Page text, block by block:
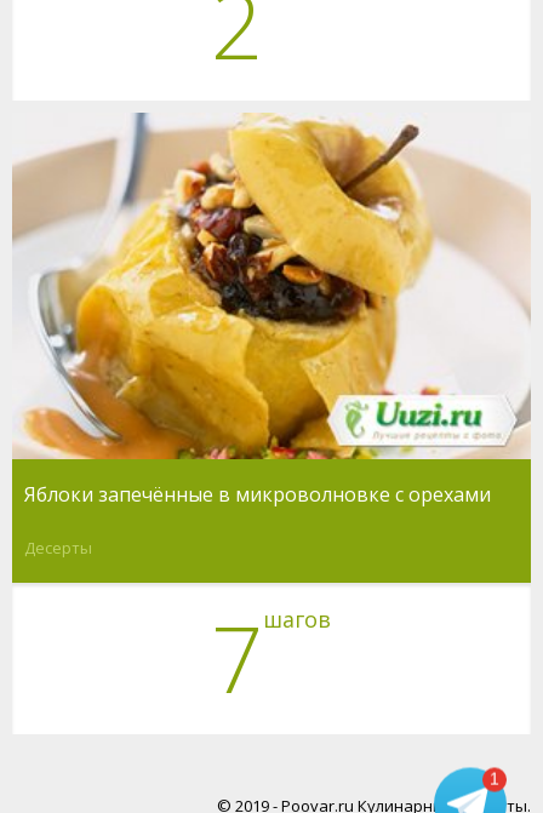
Яблоки запечённые в микроволновке с орехами
Десерты
7 шагов
© 2019 - Poovar.ru Кулинарные рецепты.
1